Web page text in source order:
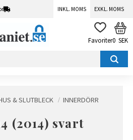
INKL. MOMS EXKL. MOMS
FAVORITER
0 SEK
& SLUTBLECK INNERDÖRR
(2014) svart